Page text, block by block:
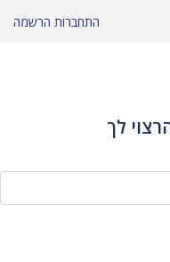
התחברות הרשמה
לך